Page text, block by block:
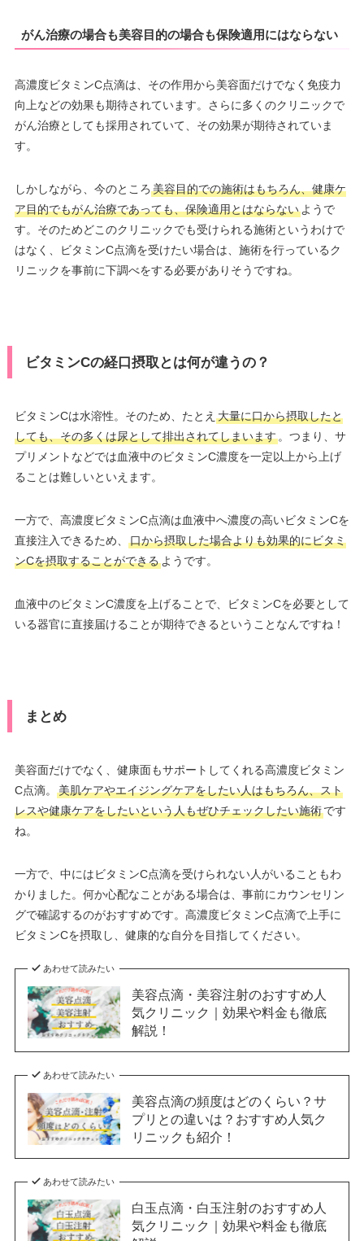
がん治療の場合も美容目的の場合も保険適用にはならない
高濃度ビタミンC点滴は、その作用から美容面だけでなく免疫力
向上などの効果も期待されています。さらに多くのクリニックで
がん治療としても採用されていて、その効果が期待されていま
す。
しかしながら、今のところ 美容目的での施術はもちろん、健康ケ
ア目的でもがん治療であっても、保険適用とはならないようで
す。そのためどこのクリニックでも受けられる施術というわけで
はなく、ビタミンC点滴を受けたい場合は、施術を行っているク
リニックを事前に下調べをする必要がありそうですね。
ビタミンCの経口摂取とは何が違うの？
ビタミンCは水溶性。そのため、たとえ 大量に口から摂取したと
しても、その多くは尿として排出されてしまいます。つまり、サ
プリメントなどでは血液中のビタミンC濃度を一定以上から上げ
ることは難しいといえます。
一方で、高濃度ビタミンC点滴は血液中へ濃度の高いビタミンCを
直接注入できるため、
口から摂取した場合よりも効果的にビタミ
ンCを摂取することができるようです。
血液中のビタミンC濃度を上げることで、ビタミンCを必要として
いる器官に直接届けることが期待できるということなんですね！
まとめ
美容面だけでなく、健康面もサポートしてくれる高濃度ビタミン
C点滴。
美肌ケアやエイジングケアをしたい人はもちろん、スト
レスや健康ケアをしたいという人もぜひチェックしたい施術です
ね。
一方で、中にはビタミンC点滴を受けられない人がいることもわ
かりました。何か心配なことがある場合は、事前にカウンセリン
グで確認するのがおすすめです。高濃度ビタミンC点滴で上手に
ビタミンCを摂取し、健康的な自分を目指してください。
あわせて読みたい
美容点滴・美容注射のおすすめ人
気クリニック｜効果や料金も徹底
解説！
あわせて読みたい
美容点滴の頻度はどのくらい？サ
プリとの違いは？おすすめ人気ク
リニックも紹介！
あわせて読みたい
白玉点滴・白玉注射のおすすめ人
気クリニック｜効果や料金も徹底